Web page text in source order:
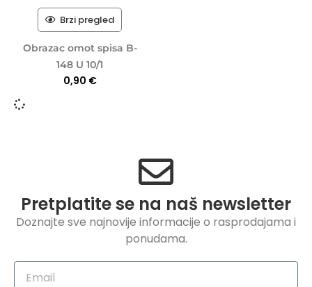
Brzi pregled
Obrazac omot spisa B-
148 U 10/1
0,90 €
Pretplatite se na naš newsletter
Doznajte sve najnovije informacije o rasprodajama i
ponudama.